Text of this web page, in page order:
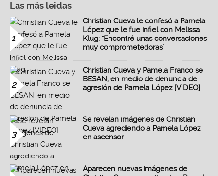
Las más leidas
1
Christian Cueva le confesó a Pamela
López que le fue infiel con Melissa
Klug: "Encontré unas conversaciones
muy comprometedoras"
2
Christian Cueva y Pamela Franco se
BESAN, en medio de denuncia de
agresión de Pamela López [VIDEO]
3
Se revelan imágenes de Christian
Cueva agrediendo a Pamela López
en ascensor
Aparecen nuevas imágenes de